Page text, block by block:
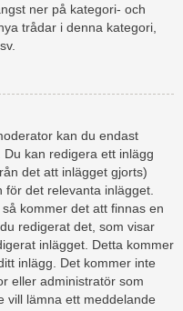
ner på kategori- och
trådar i denna kategori,
kan du endast
kan redigera ett inlägg
det att inlägget gjorts)
för det relevanta inlägget.
kommer det att finnas en
redigerat det, som visar
inlägget. Detta kommer
inlägg. Det kommer inte
eller administratör som
vill lämna ett meddelande